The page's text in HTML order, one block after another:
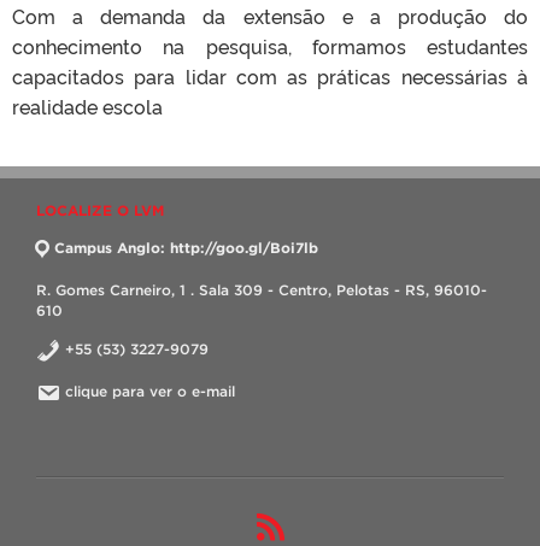
Com a demanda da extensão e a produção do
conhecimento na pesquisa, formamos estudantes
capacitados para lidar com as práticas necessárias à
realidade escola
LOCALIZE O LVM
Campus Anglo: http://goo.gl/Boi7lb
R. Gomes Carneiro, 1 . Sala 309 - Centro, Pelotas - RS, 96010-
610
+55 (53) 3227-9079
clique para ver o e-mail